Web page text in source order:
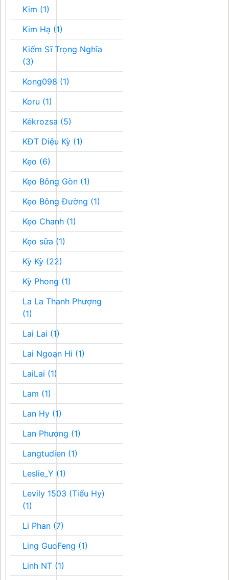
Kim (1)
Kim Hạ (1)
Kiếm Sĩ Trọng Nghĩa
(3)
Kong098 (1)
Koru (1)
Kékrozsa (5)
KĐT Diệu Kỳ (1)
Kẹo (6)
Kẹo Bông Gòn (1)
Kẹo Bông Đường (1)
Kẹo Chanh (1)
Kẹo sữa (1)
Kỳ Kỳ (22)
Kỳ Phong (1)
La La Thanh Phượng
(1)
Lai Lai (1)
Lai Ngoạn Hi (1)
LaiLai (1)
Lam (1)
Lan Hy (1)
Lan Phương (1)
Langtudien (1)
Leslie_Y (1)
Levily 1503 (Tiểu Hy)
(1)
Li Phan (7)
Ling GuoFeng (1)
Linh NT (1)